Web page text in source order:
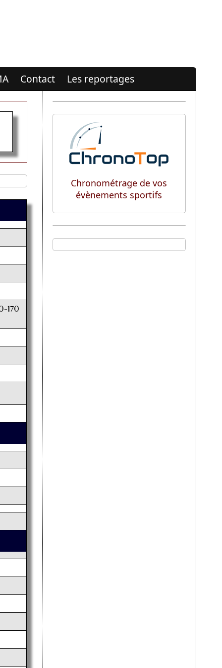
Contact Les reportages
170
Chronométrage de vos
évènements sportifs